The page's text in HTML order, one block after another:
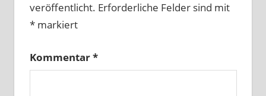
veröffentlicht. Erforderliche Felder sind mit
*markiert
Kommentar*